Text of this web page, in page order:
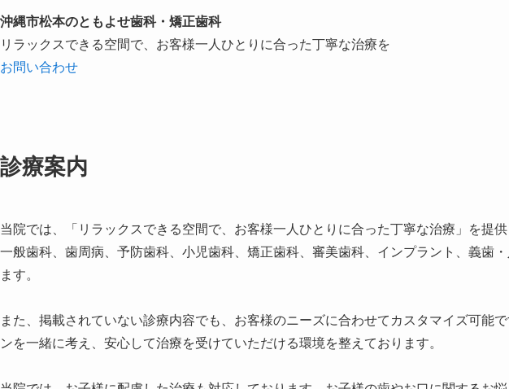
沖縄市松本のともよせ歯科・矯正歯科
リラックスできる空間で、お客様一人ひとりに合った丁寧な治療を
お問い合わせ
診療案内
当院では、「リラックスできる空間で、お客様一人ひとりに合った丁寧な治療」を提供
一般歯科、歯周病、予防歯科、小児歯科、矯正歯科、審美歯科、インプラント、義歯
ます。
また、掲載されていない診療内容でも、お客様のニーズに合わせてカスタマイズ可
ンを一緒に考え、安心して治療を受けていただける環境を整えております。